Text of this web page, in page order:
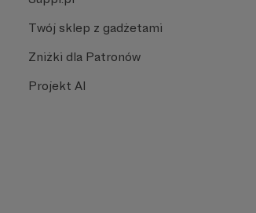
Twój sklep z gadżetami
Zniżki dla Patronów
Projekt AI